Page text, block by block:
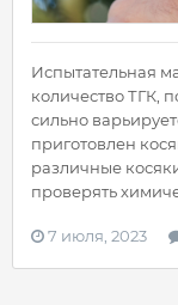
Испытательная
количество ТГК,
сильно
приготовлен
различные
проверять
7 июля, 2023